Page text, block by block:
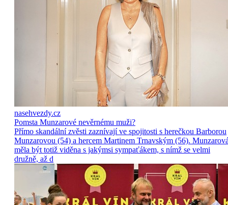
nasehvezdy.cz
Pomsta Munzarové nevěrnému muži?
Přímo skandální zvěsti zaznívají ve spojitosti s herečkou Barborou
Munzarovou (54) a hercem Martinem Trnavským (56).
měla být totiž viděna s jakýmsi sympaťákem, s nímž se velmi
družně, až d